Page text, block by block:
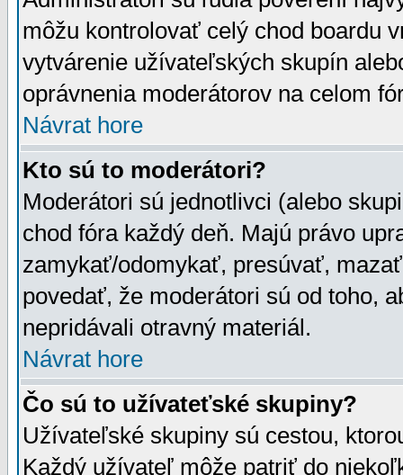
môžu kontrolovať celý chod boardu
vytvárenie užívateľských skupín
oprávnenia moderátorov na celom
Návrat hore
Kto sú to moderátori?
Moderátori sú jednotlivci (alebo
chod fóra každý deň. Majú právo
zamykať/odomykať, presúvať,
povedať, že moderátori sú od toho,
nepridávali otravný materiál.
Návrat hore
Čo sú to užívateťské skupiny?
Užívateľské skupiny sú cestou,
Každý užívateľ môže patriť do